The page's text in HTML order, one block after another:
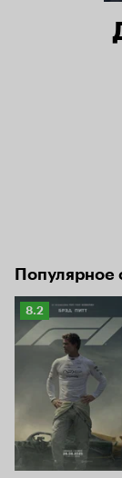
Популярное
Рейтинг
Кинопоиска
8.2
8.2